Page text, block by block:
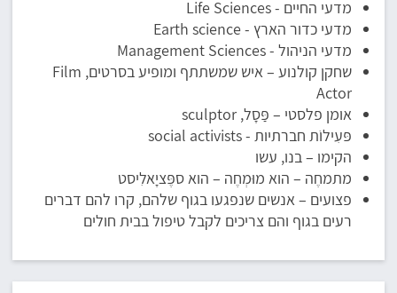
מדעי החיים - Life Sciences
מדעי כדור הארץ - Earth science
מדעי הניהול - Management Sciences
שחקן קולנוע – איש שמשתתף ומופיע בסרטים, Film
Actor
אומן פלסטי – פַּסָל, sculptor
פּעִילוֹת חברתיות - social activists
הקימו – בנו, עשו
מתמחֶה – הוא מוּמְחֶה – הוא ספֶּציָאלִיסט
פצועים – אנשים שנפגעו בגוף שלהם, קרו להם דברים
רעים בגוף והם צריכים לקבל טיפול בבית חולים